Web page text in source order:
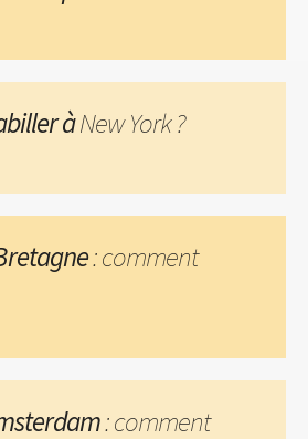
àNew York ?
: comment
: comment